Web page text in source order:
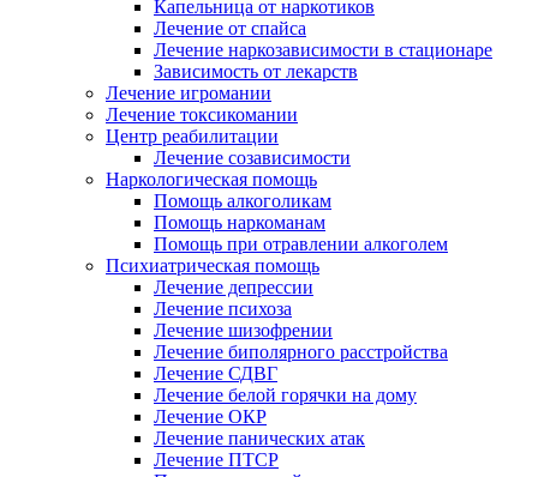
Капельница от наркотиков
Лечение от спайса
Лечение наркозависимости в стационаре
Зависимость от лекарств
Лечение игромании
Лечение токсикомании
Центр реабилитации
Лечение созависимости
Наркологическая помощь
Помощь алкоголикам
Помощь наркоманам
Помощь при отравлении алкоголем
Психиатрическая помощь
Лечение депрессии
Лечение психоза
Лечение шизофрении
Лечение биполярного расстройства
Лечение СДВГ
Лечение белой горячки на дому
Лечение ОКР
Лечение панических атак
Лечение ПТСР